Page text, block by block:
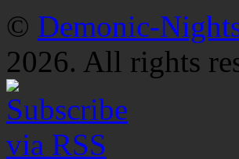
© Demonic-
2026. All rights